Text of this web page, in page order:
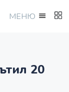
МEНЮ
20